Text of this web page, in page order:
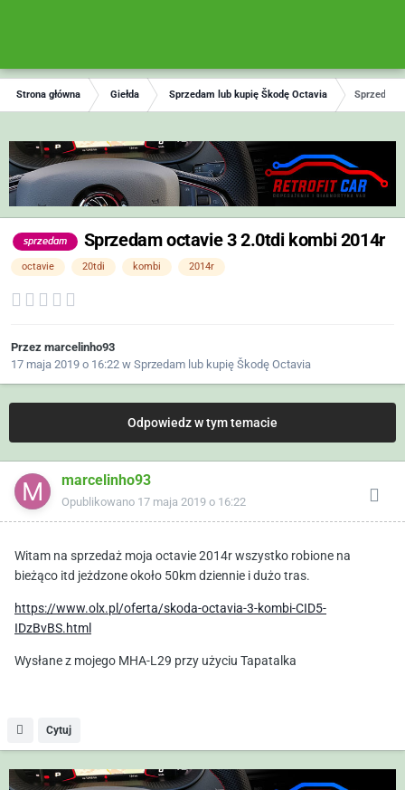
Strona główna Giełda Sprzedam lub kupię Škodę Octavia Sprzedam
sprzedam Sprzedam octavie 3 2.0tdi kombi 2014r
octavie 20tdi kombi 2014r
Przez marcelinho93
17 maja 2019 o 16:22 w Sprzedam lub kupię Škodę Octavia
Odpowiedz w tym temacie
marcelinho93
Opublikowano 17 maja 2019 o 16:22
Witam na sprzedaż moja octavie 2014r wszystko robione na
bieżąco itd jeżdzone około 50km dziennie i dużo tras.
https://www.olx.pl/oferta/skoda-octavia-3-kombi-CID5-
IDzBvBS.html
Wysłane z mojego MHA-L29 przy użyciu Tapatalka
Cytuj